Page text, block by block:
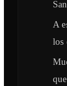
A
los